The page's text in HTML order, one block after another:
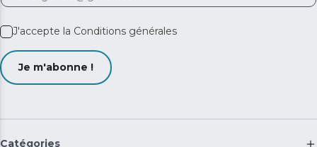
J'accepte la Conditions générales
Je m'abonne !
Catégories